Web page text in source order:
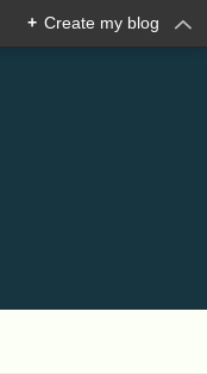
+ Create my blog